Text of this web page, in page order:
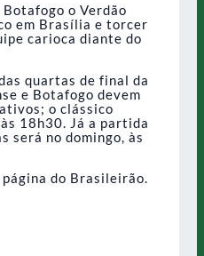
o Verdão
em Brasília e torcer
carioca diante do
quartas de final da
e Botafogo devem
o clássico
18h30. Já a partida
será no domingo, às
página do Brasileirão.